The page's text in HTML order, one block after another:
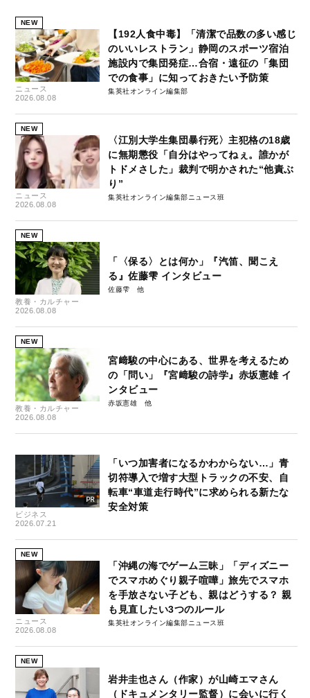
NEW
ニュース
2026.08.08
【192人食中毒】「清潔で品数の多い感じ
のいいレストラン」静岡のスポーツ宿泊
施設内で集団発症…合宿・遠征の「集団
での食事」に知っておきたい予防策
集英社オンライン編集部
NEW
ニュース
2026.08.08
〈江別大学生集団暴行死〉主犯格の18歳
に無期懲役「自分はやってねぇ。誰かが
トドメさした」裁判で明かされた“他責ぶ
り”
集英社オンライン編集部ニュース班
NEW
教養・カルチャー
2026.08.08
「〈保る〉とは何か」『汽笛、聞こえ
る』佐藤雫 インタビュー
佐藤雫
NEW
教養・カルチャー
2026.08.08
宮﨑駿の中心にある、世界を考えるため
の「問い」『宮﨑駿の詩学』赤坂憲雄 イ
ンタビュー
赤坂憲雄
ビジネス
2026.07.21
「いつ加害者になるかわからない…」青
切符導入で増す大型トラックの不安、自
転車“車道走行時代”に求められる新たな
安全対策
NEW
ニュース
2026.08.08
「沖縄の海でゲーム三昧」「ディズニー
でスマホめぐり親子喧嘩」旅先でスマホ
を手放さない子ども、親はどうする？ 親
も見直したい3つのルール
集英社オンライン編集部ニュース班
NEW
岩井圭也さん（作家）が山崎エマさん
（ドキュメンタリー監督）に会いに行く